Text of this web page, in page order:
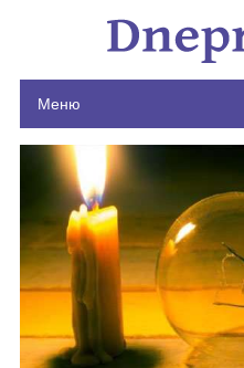
Меню